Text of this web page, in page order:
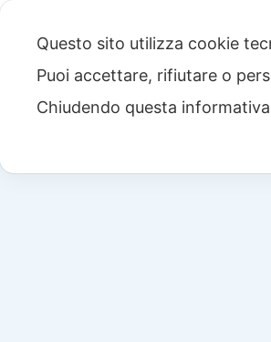
Questo sito utilizza cookie
Puoi accettare, rifiutare o
Chiudendo questa